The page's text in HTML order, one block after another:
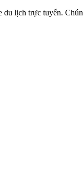
lịch trực tuyến.